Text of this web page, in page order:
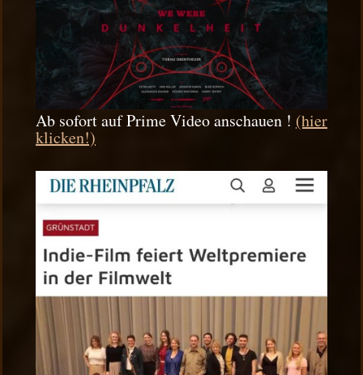
Ab sofort auf Prime Video anschauen ! (hier
klicken!)